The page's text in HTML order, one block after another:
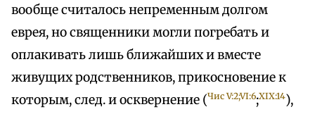
вообще считалось непременным долгом
еврея, но священники могли погребать и
оплакивать лишь ближайших и вместе
живущих родственников, прикосновение к
которым, след. и осквернение (Чис V:2;VI:6;XIX:14),